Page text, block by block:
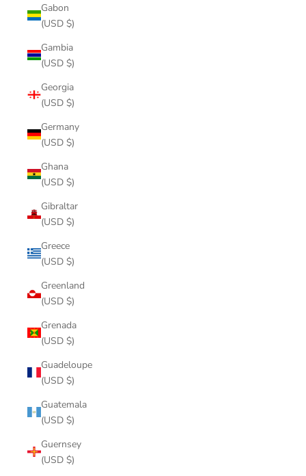
Gabon
(USD $)
Gambia
(USD $)
Georgia
(USD $)
Germany
(USD $)
Ghana
(USD $)
Gibraltar
(USD $)
Greece
(USD $)
Greenland
(USD $)
Grenada
(USD $)
Guadeloupe
(USD $)
Guatemala
(USD $)
Guernsey
(USD $)